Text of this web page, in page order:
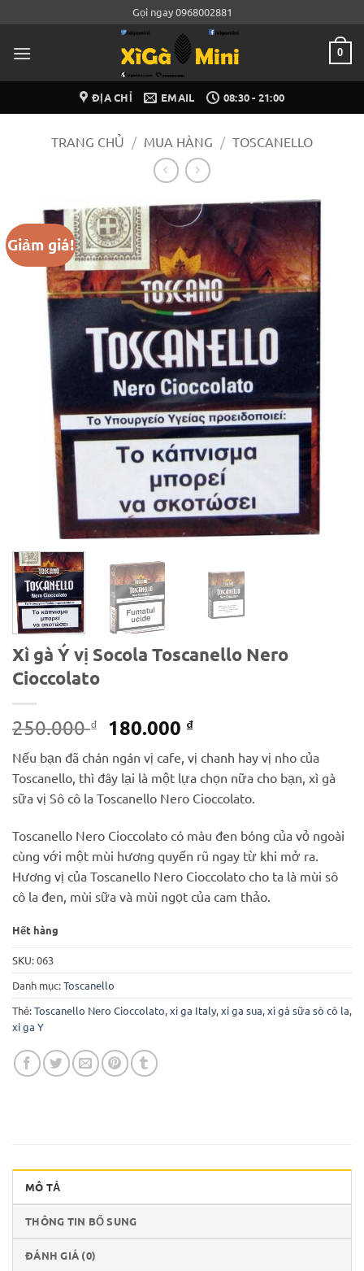
nội
Gọi ngay 0968002881
0
ĐỊA CHỈ EMAIL 08:30 - 21:00
TRANG CHỦ / MUA HÀNG / TOSCANELLO
Giảm giá!
Xì gà Ý vị Socola Toscanello Nero
Cioccolato
250.000₫ Giá
gốc
là:
250.000 ₫.
180.000 ₫Giá
hiện
tại
là:
180.000 ₫.
Nếu bạn đã chán ngán vị cafe, vị chanh hay vị nho của
Toscanello, thì đây lại là một lựa chọn nữa cho bạn, xì gà
sữa vị Sô cô la Toscanello Nero Cioccolato.
Toscanello Nero Cioccolato có màu đen bóng của vỏ ngoài
cùng với một mùi hương quyến rũ ngay từ khi mở ra.
Hương vị của Toscanello Nero Cioccolato cho ta là mùi sô
cô la đen, mùi sữa và mùi ngọt của cam thảo.
Hết hàng
SKU:063
Danh mục:Toscanello
Thẻ:Toscanello Nero Cioccolato,xi ga Italy,xi ga sua,xì gà sữa sô cô la,
xi ga Y
MÔ TẢ
THÔNG TIN BỔ SUNG
ĐÁNH GIÁ (0)